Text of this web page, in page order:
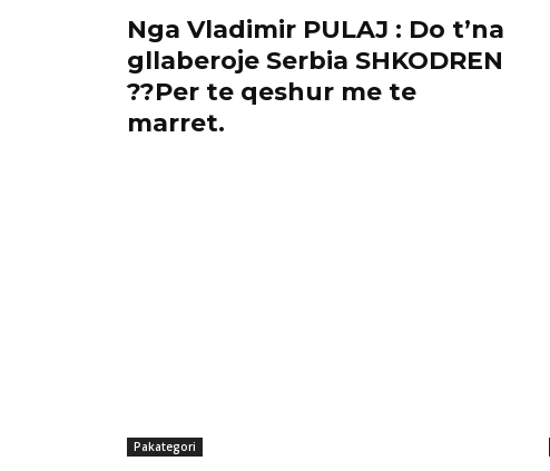
Nga Vladimir PULAJ : Do t’na
gllaberoje Serbia SHKODREN
??Per te qeshur me te
marret.
Pakategori